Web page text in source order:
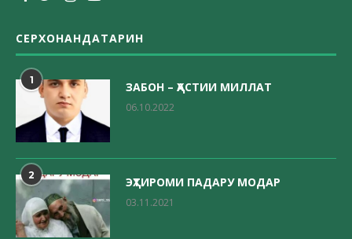
СЕРХОНАНДАТАРИН
1 ЗАБОН – ҲАСТИИ МИЛЛАТ
06.10.2022
2 ЭҲТИРОМИ ПАДАРУ МОДАР
03.11.2021